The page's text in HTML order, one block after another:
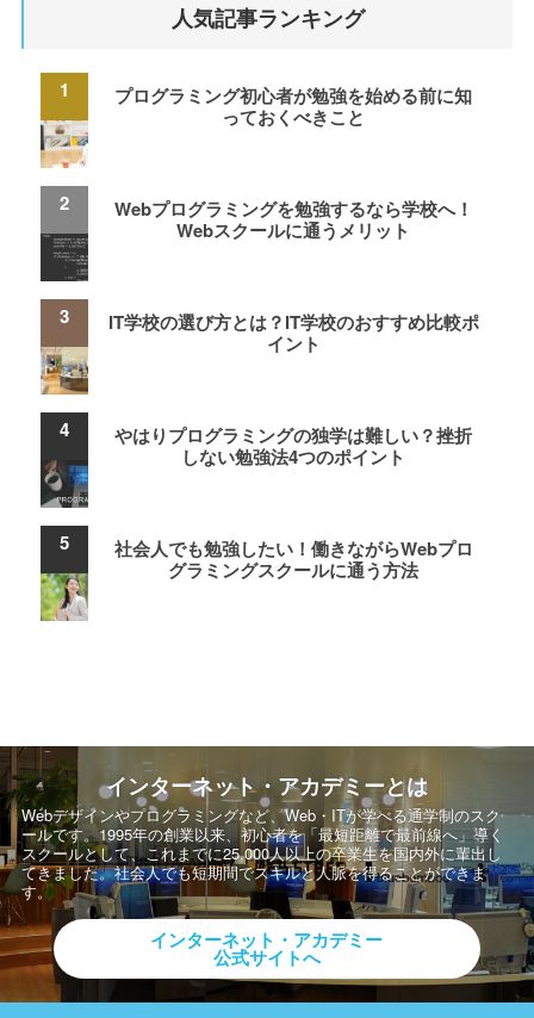
人気記事ランキング
プログラミング初心者が勉強を始める前に知
っておくべきこと
Webプログラミングを勉強するなら学校へ！
Webスクールに通うメリット
IT学校の選び方とは？IT学校のおすすめ比較ポ
イント
やはりプログラミングの独学は難しい？挫折
しない勉強法4つのポイント
社会人でも勉強したい！働きながらWebプロ
グラミングスクールに通う方法
インターネット・アカデミーとは
Webデザインやプログラミングなど、Web・ITが学べる通学制のスク
ールです。1995年の創業以来、初心者を「最短距離で最前線へ」導く
スクールとして、これまでに25,000人以上の卒業生を国内外に輩出し
てきました。社会人でも短期間でスキルと人脈を得ることができま
す。
インターネット・アカデミー
公式サイトへ